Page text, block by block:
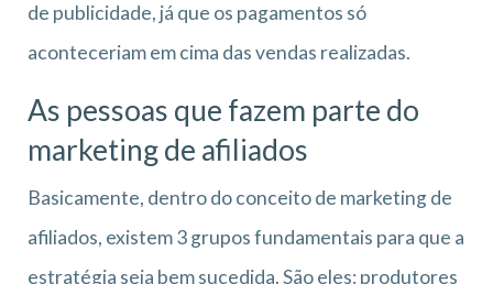
de publicidade, já que os pagamentos só
aconteceriam em cima das vendas realizadas.
As pessoas que fazem parte do
marketing de afiliados
Basicamente, dentro do conceito de marketing de
afiliados, existem 3 grupos fundamentais para que a
estratégia seja bem sucedida. São eles: produtores